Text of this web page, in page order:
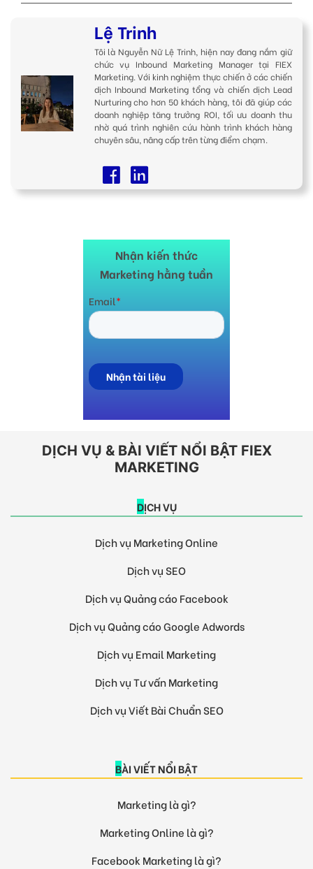
Lệ Trinh
Tôi là Nguyễn Nữ Lệ Trinh, hiện nay đang nắm giữ
chức vụ Inbound Marketing Manager tại FIEX
Marketing. Với kinh nghiệm thực chiến ở các chiến
dịch Inbound Marketing tổng và chiến dịch Lead
Nurturing cho hơn 50 khách hàng, tôi đã giúp các
doanh nghiệp tăng trưởng ROI, tối ưu doanh thu
nhờ quá trình nghiên cứu hành trình khách hàng
chuyên sâu, nâng cấp trên từng điểm chạm.
Nhận kiến thức
Marketing hằng tuần
DỊCH VỤ & BÀI VIẾT NỔI BẬT FIEX
MARKETING
DỊCH VỤ
Dịch vụ Marketing Online
Dịch vụ SEO
Dịch vụ Quảng cáo Facebook
Dịch vụ Quảng cáo Google Adwords
Dịch vụ Email Marketing
Dịch vụ Tư vấn Marketing
Dịch vụ Viết Bài Chuẩn SEO
BÀI VIẾT NỔI BẬT
Marketing là gì?
Marketing Online là gì?
Facebook Marketing là gì?